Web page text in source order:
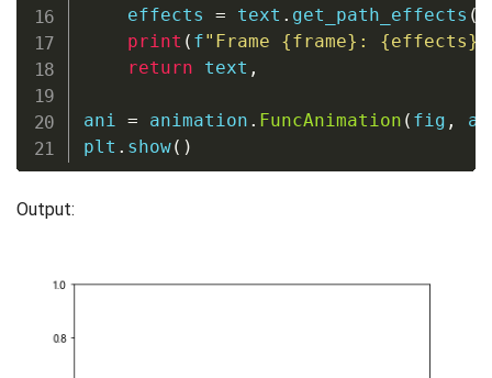
    effects
= text . get_path_effects (
print ( f"Frame {frame} : {effects}
return text ,
ani = animation . FuncAnimation ( fig ,
plt . show( )
Output: